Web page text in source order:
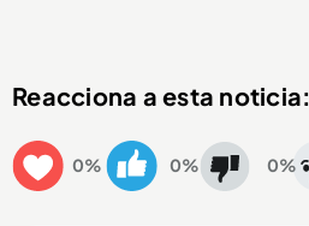
Reacciona a esta noticia:
0% 0% 0%